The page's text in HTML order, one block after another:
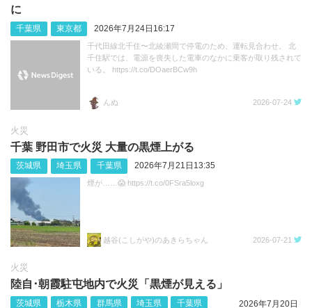
に
千葉県 東京都 2026年7月24日16:17
千代田線北千住〜北綾瀬間で停電のため、運転見合わせ。 北
千住駅では、電源を喪失した電車のなかに乗客が取り残されて
いる。 https://t.co/DOaerBCw9h
んぬ 2026-07-24
火災
千葉 野田市で火災 大量の黒煙上がる
茨城県 埼玉県 千葉県 2026年7月21日13:35
煙が……😱 https://t.co/0FSra5loxg
越谷(こしがや)のあきらちゃん 2026-07-21
火災
陸自･朝霞駐屯地内で火災「黒煙が見える」
茨城県 栃木県 群馬県 埼玉県
千葉県
2026年7月20日